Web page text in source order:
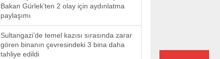
Bakan Gürlek’ten 2 olay için aydınlatma
paylaşımı
Sultangazi’de temel kazısı sırasında zarar
gören binanın çevresindeki 3 bina daha
tahliye edildi